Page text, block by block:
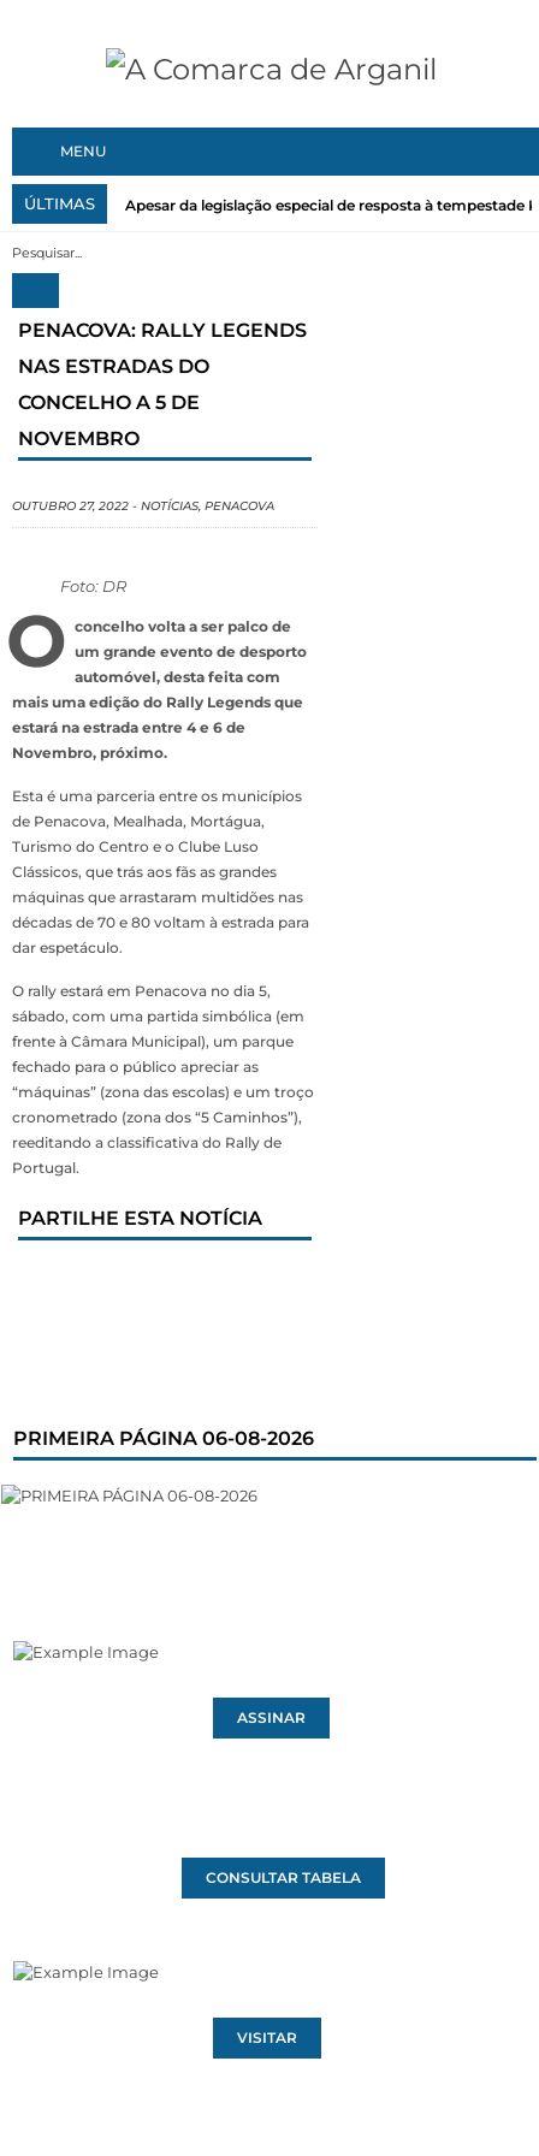
MENU
ÚLTIMAS Apesar da legislação especial de resposta à tempestade
PENACOVA: RALLY LEGENDS
NAS ESTRADAS DO
CONCELHO A 5 DE
NOVEMBRO
OUTUBRO 27, 2022 - NOTÍCIAS, PENACOVA
Foto: DR
O concelho volta a ser palco de
um grande evento de desporto
automóvel, desta feita com
mais uma edição do Rally Legends que
estará na estrada entre 4 e 6 de
Novembro, próximo.
Esta é uma parceria entre os municípios
de Penacova, Mealhada, Mortágua,
Turismo do Centro e o Clube Luso
Clássicos, que trás aos fãs as grandes
máquinas que arrastaram multidões nas
décadas de 70 e 80 voltam à estrada para
dar espetáculo.
O rally estará em Penacova no dia 5,
sábado, com uma partida simbólica (em
frente à Câmara Municipal), um parque
fechado para o público apreciar as
“máquinas” (zona das escolas) e um troço
cronometrado (zona dos “5 Caminhos”),
reeditando a classificativa do Rally de
Portugal.
PARTILHE ESTA NOTÍCIA
PRIMEIRA PÁGINA 06-08-2026
ASSINAR
CONSULTAR TABELA
VISITAR